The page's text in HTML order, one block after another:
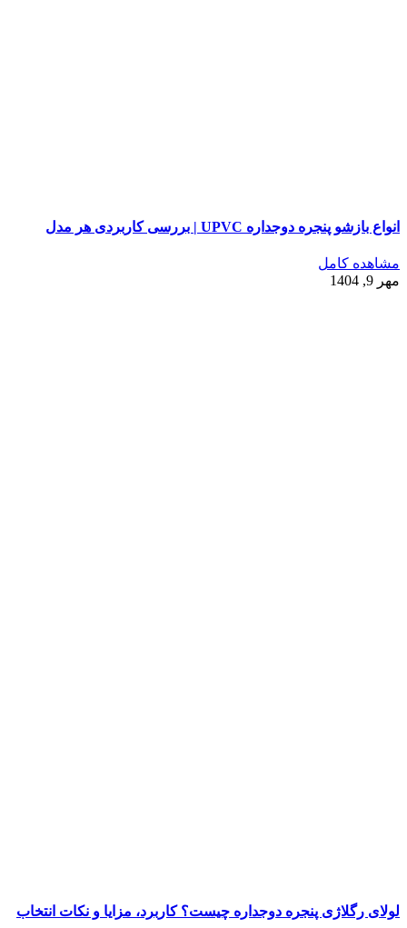
انواع بازشو پنجره دوجداره UPVC | بررسی کاربردی هر مدل
مشاهده کامل
مهر 9, 1404
لولای رگلاژی پنجره دوجداره چیست؟ کاربرد، مزایا و نکات انتخاب